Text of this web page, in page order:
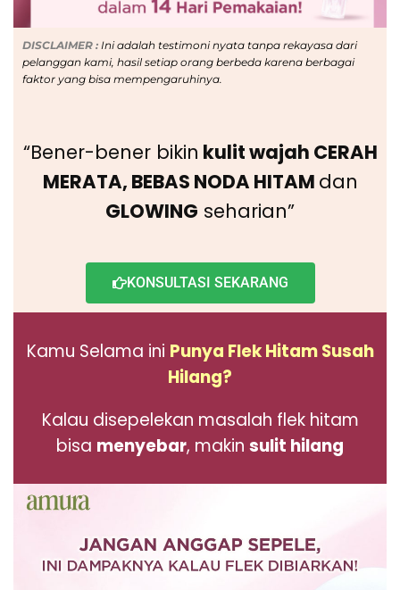
DISCLAIMER : Ini adalah testimoni nyata tanpa rekayasa dari
pelanggan kami, hasil setiap orang berbeda karena berbagai
faktor yang bisa mempengaruhinya.
“Bener-bener bikin kulit wajah CERAH
MERATA, BEBAS NODA HITAM dan
GLOWING seharian”
KONSULTASI SEKARANG
Kamu Selama ini Punya Flek Hitam Susah
Hilang?
Kalau disepelekan masalah flek hitam
bisa menyebar, makin sulit hilang